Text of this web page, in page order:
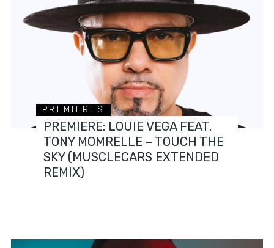
PREMIERES
PREMIERE: LOUIE VEGA FEAT.
TONY MOMRELLE – TOUCH THE
SKY (MUSCLECARS EXTENDED
REMIX)